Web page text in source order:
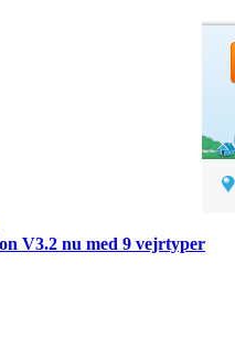
V3.2 nu med 9 vejrtyper